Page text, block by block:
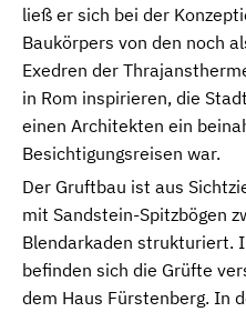
ließ er sich bei der
Baukörpers von den noch
Exedren der
in Rom inspirieren, die
einen Architekten ein
Besichtigungsreisen war.
Der Gruftbau ist aus
mit Sandstein-Spitzbögen
Blendarkaden strukturiert.
befinden sich die Grüfte
dem Haus Fürstenberg. In